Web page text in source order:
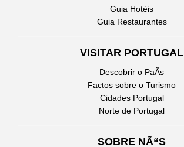
Guia Hotéis
Guia Restaurantes
VISITAR PORTUGAL
Descobrir o PaÃ­s
Factos sobre o Turismo
Cidades Portugal
Norte de Portugal
SOBRE NÃ“S